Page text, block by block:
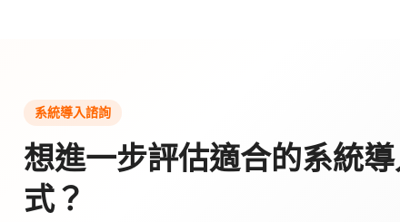
系統導入諮詢
想進一步評估適合的系統
式？